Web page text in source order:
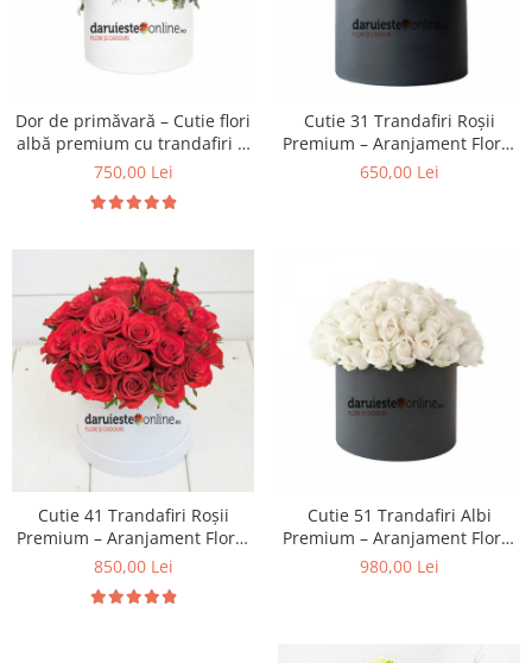
Dor de primăvară – Cutie flori
albă premium cu trandafiri și
flori delicate, livrare Iași
750,00 Lei
Cutie 31 Trandafiri Roșii
Premium – Aranjament Floral
Elegant, Livrare Iași
650,00 Lei
Cutie 41 Trandafiri Roșii
Premium – Aranjament Floral
Elegant, Livrare Iași
850,00 Lei
Cutie 51 Trandafiri Albi
Premium – Aranjament Floral
Elegant, Livrare Iași
980,00 Lei